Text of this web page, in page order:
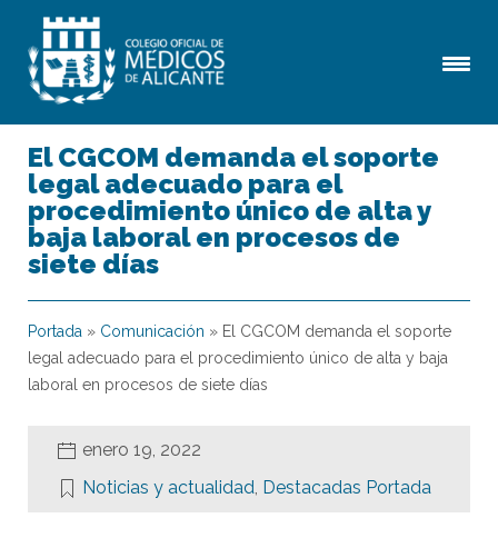
El CGCOM demanda el soporte
legal adecuado para el
procedimiento único de alta y
baja laboral en procesos de
siete días
Portada » Comunicación » El CGCOM demanda el soporte
legal adecuado para el procedimiento único de alta y baja
laboral en procesos de siete días
enero 19, 2022
Noticias y actualidad, Destacadas Portada